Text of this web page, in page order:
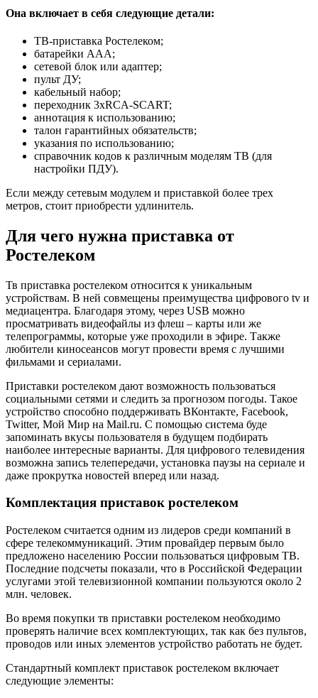
Она включает в себя следующие детали:
ТВ-приставка Ростелеком;
батарейки ААА;
сетевой блок или адаптер;
пульт ДУ;
кабельный набор;
переходник 3xRCA-SCART;
аннотация к использованию;
талон гарантийных обязательств;
указания по использованию;
справочник кодов к различным моделям ТВ (для
настройки ПДУ).
Если между сетевым модулем и приставкой более трех
метров, стоит приобрести удлинитель.
Для чего нужна приставка от
Ростелеком
Тв приставка ростелеком относится к уникальным
устройствам. В ней совмещены преимущества цифрового tv и
медиацентра. Благодаря этому, через USB можно
просматривать видеофайлы из флеш – карты или же
телепрограммы, которые уже проходили в эфире. Также
любители киносеансов могут провести время с лучшими
фильмами и сериалами.
Приставки ростелеком дают возможность пользоваться
социальными сетями и следить за прогнозом погоды. Такое
устройство способно поддерживать ВКонтакте, Facebook,
Twitter, Мой Мир на Mail.ru. С помощью система буде
запоминать вкусы пользователя в будущем подбирать
наиболее интересные варианты. Для цифрового телевидения
возможна запись телепередачи, установка паузы на сериале и
даже прокрутка новостей вперед или назад.
Комплектация приставок ростелеком
Ростелеком считается одним из лидеров среди компаний в
сфере телекоммуникаций. Этим провайдер первым было
предложено населению России пользоваться цифровым ТВ.
Последние подсчеты показали, что в Российской Федерации
услугами этой телевизионной компании пользуются около 2
млн. человек.
Во время покупки тв приставки ростелеком необходимо
проверять наличие всех комплектующих, так как без пультов,
проводов или иных элементов устройство работать не будет.
Стандартный комплект приставок ростелеком включает
следующие элементы: